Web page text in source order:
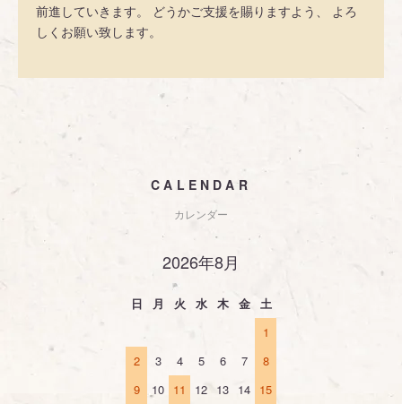
前進していきます。 どうかご支援を賜りますよう、 よろ
しくお願い致します。
CALENDAR
カレンダー
2026年8月
日 月 火 水 木 金
土
1
2
3 4 5 6 7
8
9
10 11 12 13 14 15